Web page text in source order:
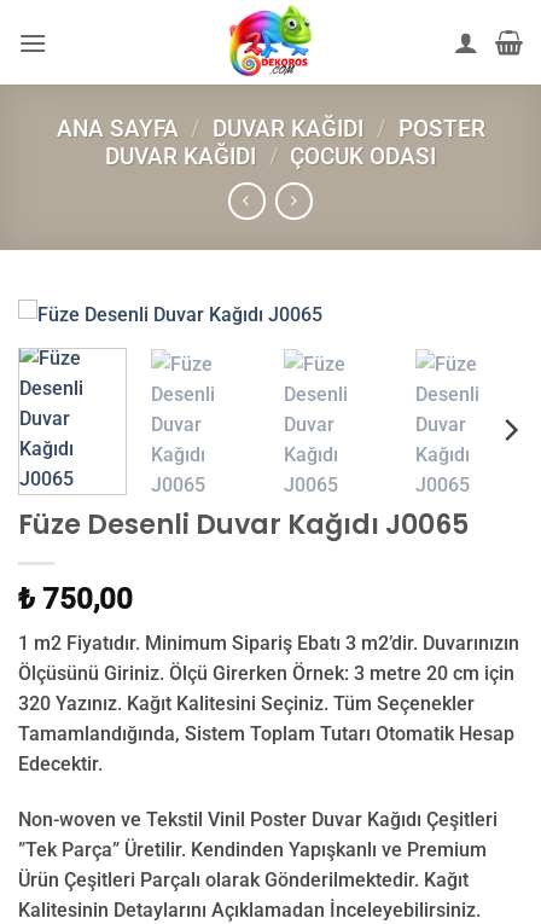
atla
ANA SAYFA / DUVAR KAĞIDI / POSTER
DUVAR KAĞIDI / ÇOCUK ODASI
Füze Desenli Duvar Kağıdı J0065
₺ 750,00
1 m2 Fiyatıdır. Minimum Sipariş Ebatı 3 m2’dir. Duvarınızın
Ölçüsünü Giriniz. Ölçü Girerken Örnek: 3 metre 20 cm için
320 Yazınız. Kağıt Kalitesini Seçiniz. Tüm Seçenekler
Tamamlandığında, Sistem Toplam Tutarı Otomatik Hesap
Edecektir.
Non-woven ve Tekstil Vinil Poster Duvar Kağıdı Çeşitleri
”Tek Parça” Üretilir. Kendinden Yapışkanlı ve Premium
Ürün Çeşitleri Parçalı olarak Gönderilmektedir. Kağıt
Kalitesinin Detaylarını Açıklamadan İnceleyebilirsiniz.